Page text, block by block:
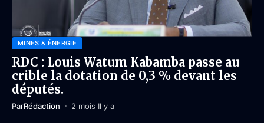
MINES & ÉNERGIE
RDC : Louis Watum Kabamba passe au
crible la dotation de 0,3 % devant les
députés.
ParRédaction 2 mois Il y a